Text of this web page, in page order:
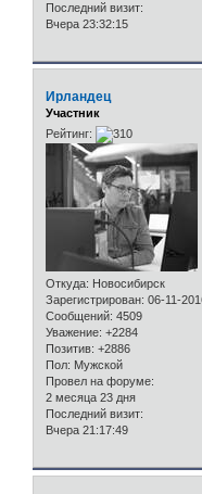
Последний визит:
Вчера 23:32:15
Ирландец
Участник
Рейтинг:
Откуда: Новосибирск
Зарегистрирован: 06-11-
Сообщений: 4509
Уважение: +2284
Позитив: +2886
Пол: Мужской
Провел на форуме:
2 месяца 23 дня
Последний визит:
Вчера 21:17:49